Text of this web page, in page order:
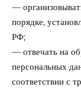
—
порядке,
РФ;
— отвечать на
персональных
соответствии с